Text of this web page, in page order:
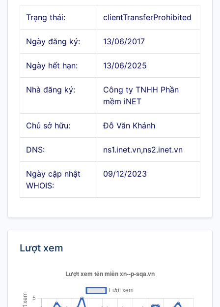
Trạng thái: clientTransferProhibited
Ngày đăng ký: 13/06/2017
Ngày hết hạn: 13/06/2025
Nhà đăng ký:
Công ty TNHH Phần
mềm iNET
Chủ sở hữu: Đỗ Văn Khánh
DNS: ns1.inet.vn,ns2.inet.vn
Ngày cập nhật
WHOIS:
09/12/2023
Lượt xem